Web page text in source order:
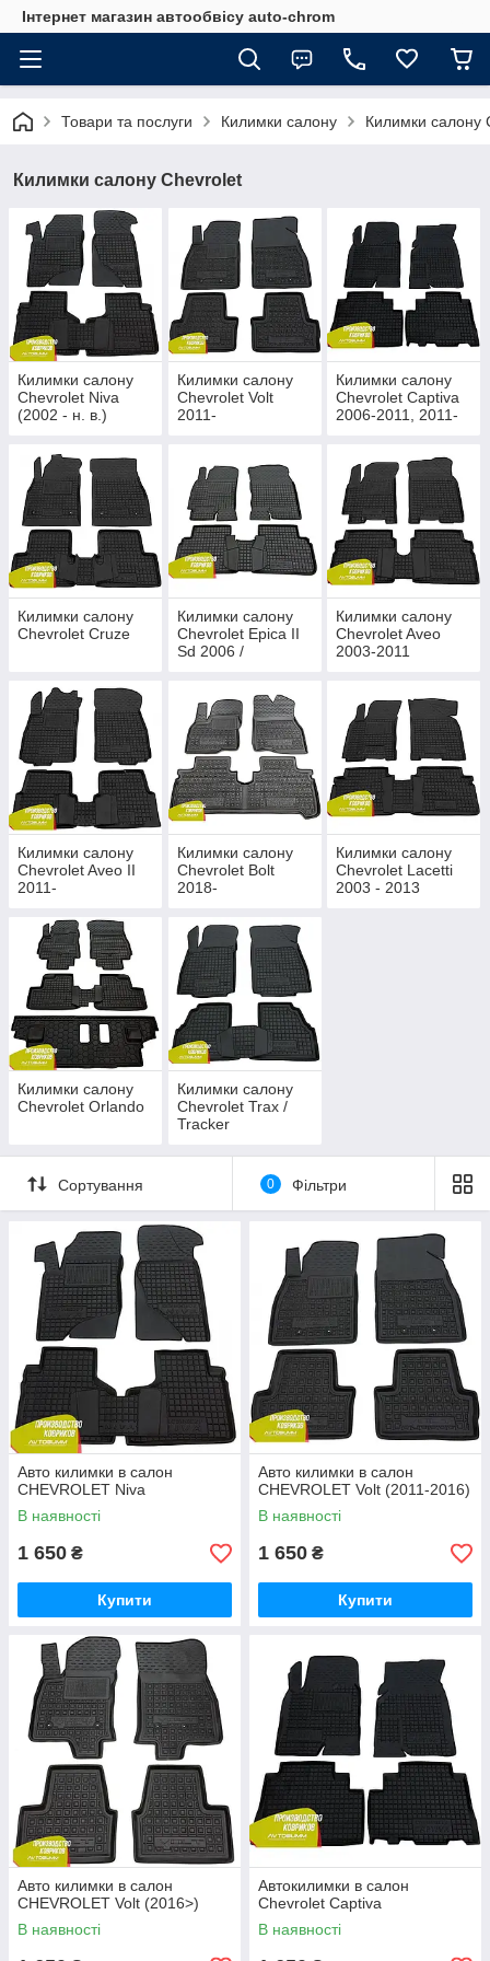
Інтернет магазин автообвісу auto-chrom
Товари та послуги Килимки салону Килимки салону
Килимки салону Chevrolet
Килимки салону
Chevrolet Niva
(2002 - н. в.)
Килимки салону
Chevrolet Volt
2011-
Килимки салону
Chevrolet Captiva
2006-2011, 2011-
Килимки салону
Chevrolet Cruze
Килимки салону
Chevrolet Epica II
Sd 2006 /
Килимки салону
Chevrolet Aveo
2003-2011
Килимки салону
Chevrolet Aveo II
2011-
Килимки салону
Chevrolet Bolt
2018-
Килимки салону
Chevrolet Lacetti
2003 - 2013
Килимки салону
Chevrolet Orlando
Килимки салону
Chevrolet Trax /
Tracker
Сортування 0 Фільтри
Авто килимки в салон
CHEVROLET Niva
В наявності
1 650 ₴
Купити
Авто килимки в салон
CHEVROLET Volt (2011-2016)
В наявності
1 650 ₴
Купити
Авто килимки в салон
CHEVROLET Volt (2016>)
В наявності
Автокилимки в салон
Chevrolet Captiva
В наявності